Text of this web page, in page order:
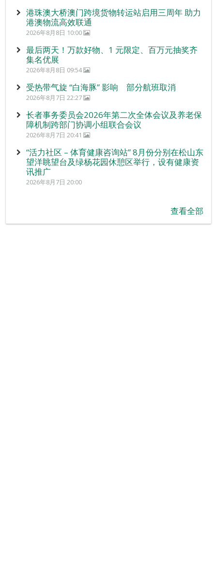
港珠澳大桥澳门跨境货物转运站启用三周年 助力
港澳物流高效联通
2026年8月8日 10:00
最后两天！万款好物、1 元限定、百万元抽奖齐
集名优展
2026年8月8日 09:54
受热带气旋 “白海豚” 影响 部分航班取消
2026年8月7日 22:27
长者事务委员会2026年第二次全体会议及养老保
障机制跨部门协调小组联合会议
2026年8月7日 20:41
“活力社区 – 体育健康咨询站” 8月份分别在松山东
望洋眺望台及绿杨花园休憩区举行，设有健康资
讯推广
2026年8月7日 20:00
查看全部